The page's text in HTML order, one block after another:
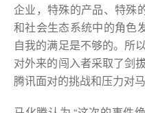
企业，特殊的产品、特殊
和社会生态系统中的角色
自我的满足是不够的。所
对外来的闯入者采取了剑
腾讯面对的挑战和压力对